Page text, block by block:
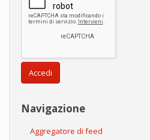
Accedi
Navigazione
Aggregatore di feed